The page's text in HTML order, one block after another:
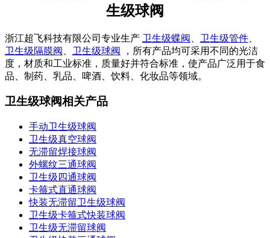
生级球阀
浙江超飞科技有限公司专业生产 卫生级蝶阀 卫生级管件
卫生级隔膜阀
卫生级球阀
，所有产品均可采用不同的光洁
度，材质和工业标准，质量好并符合标准，使产品广泛用于食
品、制药、乳品、啤酒、饮料、化妆品等领域。
卫生级球阀相关产品
手动卫生级球阀
卫生级真空球阀
无滞留焊接球阀
外螺纹三通球阀
卫生级四通球阀
卡箍式直通球阀
快装无滞留卫生级球阀
卫生级卡箍式快装球阀
卫生级无滞留球阀